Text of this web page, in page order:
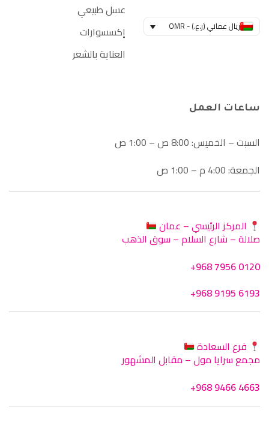
ريال عماني (ر.ع.) - OMR
عسل طبيعي
إكسسوارات
العناية بالشعر
ساعات العمل
السبت – الخميس: 8:00 ص – 1:00 ص
الجمعة: 4:00 م – 1:00 ص
المركز الرئيسي – عمان
صلالة – شارع السلام – سوق الذهب
+968 7956 0120
+968 9195 6193
فرع السعادة
مجمع سرايا مول – مقابل المشهور
+968 9466 4663